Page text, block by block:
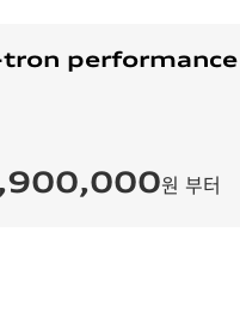
tron performance
원 부터